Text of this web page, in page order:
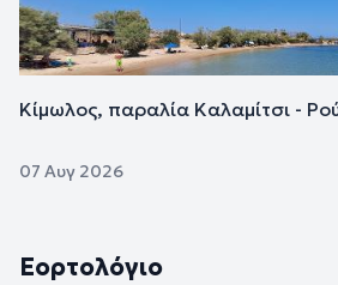
Κίμωλος, παραλία Καλαμίτσι -
07 Αυγ 2026
Εορτολόγιο